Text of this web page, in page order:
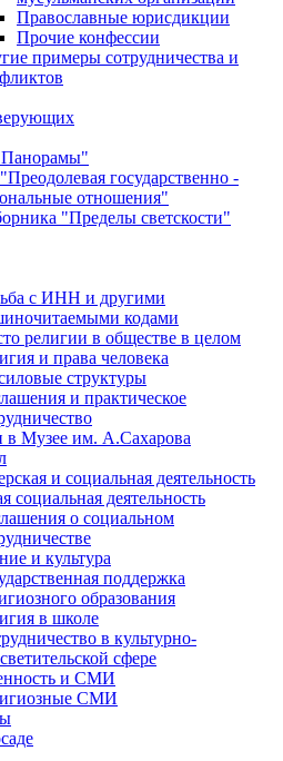
Православные юрисдикции
Прочие конфессии
примеры сотрудничества и
государственно -
отношения"
"Пределы светскости"
с ИНН и другими
кодами
религии в обществе в целом
и права человека
структуры
и практическое
в Музее им. А.Сахарова
и социальная деятельность
социальная деятельность
о социальном
и культура
поддержка
образования
в школе
в культурно-
сфере
и СМИ
СМИ